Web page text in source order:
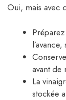
Oui, mais avec
l’avance,
avant de
La
stockée